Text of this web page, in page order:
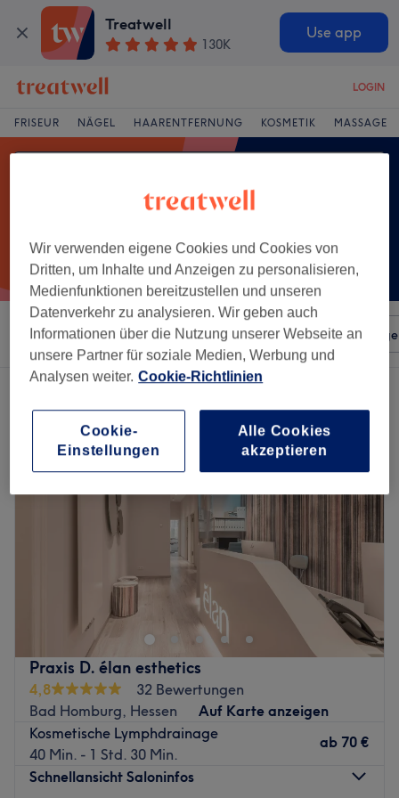
Treatwell
130K
Use app
LOGIN
FRISEUR NÄGEL HAARENTFERNUNG KOSMETIK MASSAGE
Sortieren nach Beliebiger Preis Salons
Ein Salon, der anbietet:
Praxis D. élan esthetics
4,8
32 Bewertungen
Bad Homburg, Hessen
Auf Karte anzeigen
Kosmetische Lymphdrainage
40 Min. - 1 Std. 30 Min.
ab 70 €
Schnellansicht Saloninfos
Wir verwenden eigene Cookies und Cookies von
Dritten, um Inhalte und Anzeigen zu personalisieren,
Medienfunktionen bereitzustellen und unseren
Datenverkehr zu analysieren. Wir geben auch
Informationen über die Nutzung unserer Webseite an
unsere Partner für soziale Medien, Werbung und
Analysen weiter. Cookie-Richtlinien
Cookie-
Einstellungen
Alle Cookies
akzeptieren